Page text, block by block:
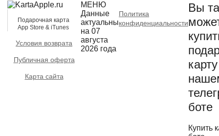
Подарочная карта
App Store & iTunes
Условия возврата
Публичная оферта
Карта сайта
МЕНЮ
Данные
актуальны
на 07
августа
2026 года
Политика
конфиденциальности
Вы
боте
Купить